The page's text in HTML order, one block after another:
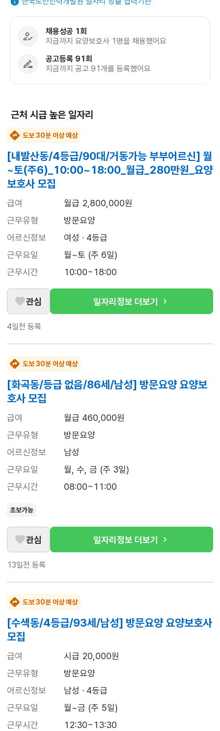
채용성공 1회
지금까지 요양보호사 1명을 채용했어요
공고등록 91회
지금까지 공고 91개를 등록했어요
근처 시급 높은 일자리
도보 30분 이상 예상
[내발산동/4등급/90대/거동가능 부부어르신] 월
~토(주6)_10:00~18:00_월급_280만원_요양
보호사 모집
급여
월급 2,800,000원
근무유형
방문요양
어르신정보
여성 · 4등급
근무요일
월~토 (주 6일)
근무시간
10:00~18:00
관심 일자리정보 더보기
4일전 등록
도보 30분 이상 예상
[화곡동/등급 없음/86세/남성] 방문요양 요양보
호사 모집
급여
월급 460,000원
근무유형
방문요양
어르신정보
남성
근무요일
월, 수, 금 (주 3일)
근무시간
08:00~11:00
초보가능
관심 일자리정보 더보기
13일전 등록
도보 30분 이상 예상
[수색동/4등급/93세/남성] 방문요양 요양보호사
모집
급여
시급 20,000원
근무유형
방문요양
어르신정보
남성 · 4등급
근무요일
월~금 (주 5일)
근무시간
12:30~13:30